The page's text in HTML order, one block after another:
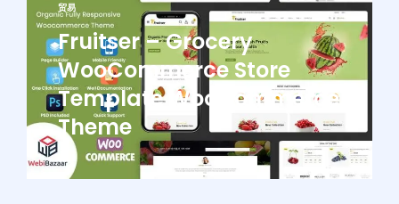
贸易
Fruitser – Grocery
WooCommerce Store
Template WooCommerce
Theme